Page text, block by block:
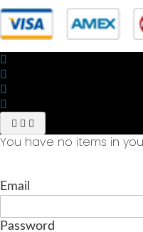
You have no items in
Email
Password